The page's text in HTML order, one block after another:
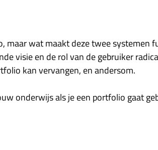
wat maakt deze twee systemen
visie en de rol van de gebruiker
kan vervangen, en andersom.
onderwijs als je een portfolio gaat